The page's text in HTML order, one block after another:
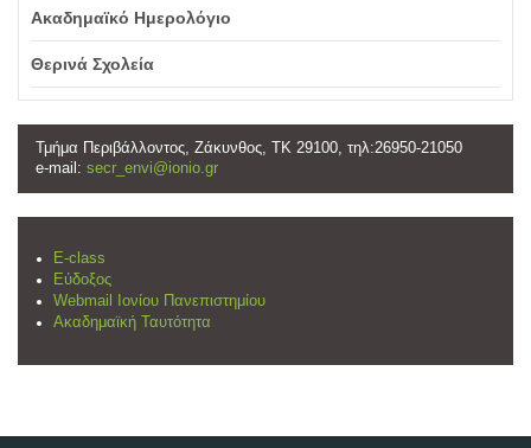
Ακαδημαϊκό Ημερολόγιο
Θερινά Σχολεία
Τμήμα Περιβάλλοντος, Ζάκυνθος, ΤΚ 29100, τηλ:26950-21050
e-mail: secr_envi@ionio.gr
E-class
Εύδοξος
Webmail Ιονίου Πανεπιστημίου
Ακαδημαϊκή Ταυτότητα